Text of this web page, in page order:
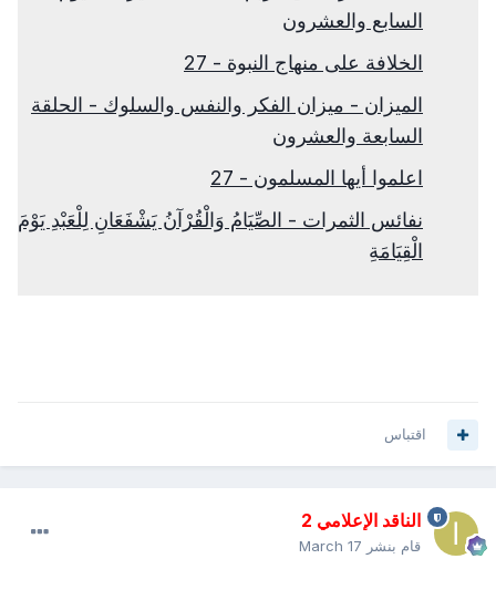
السابع والعشرون
الخلافة على منهاج النبوة - 27
الميزان - ميزان الفكر والنفس والسلوك - الحلقة
السابعة والعشرون
اعلموا أيها المسلمون - 27
نفائس الثمرات - الصِّيَامُ وَالْقُرْآنُ يَشْفَعَانِ لِلْعَبْدِ يَوْمَ
الْقِيَامَةِ
اقتباس
الناقد الإعلامي 2
قام بنشر March 17